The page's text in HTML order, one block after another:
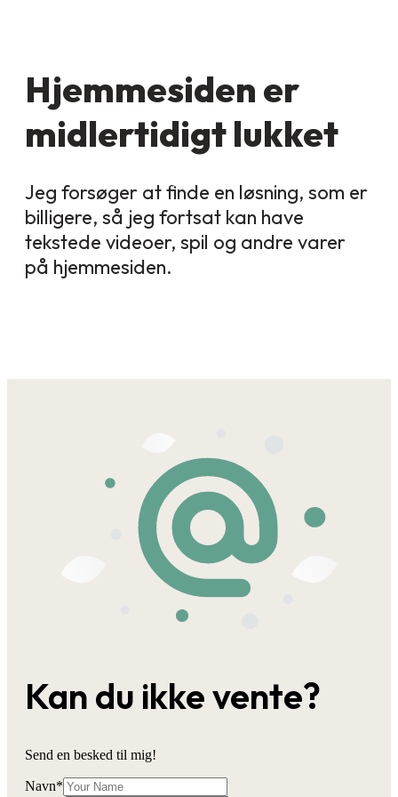
Hjemmesiden er
midlertidigt lukket
Jeg forsøger at finde en løsning, som er
billigere, så jeg fortsat kan have
tekstede videoer, spil og andre varer
på hjemmesiden.
Kan du ikke vente?
Send en besked til mig!
Navn*